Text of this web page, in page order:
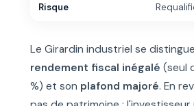
Risque
Le Girardin industriel se
rendement fiscal inégalé (seul
%) et son plafond majoré. En